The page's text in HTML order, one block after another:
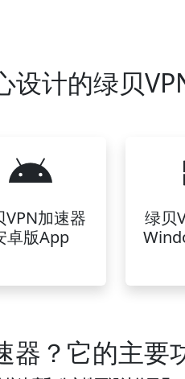
设计的绿贝
VPN加速器
卓版App
绿贝
器？它的主要